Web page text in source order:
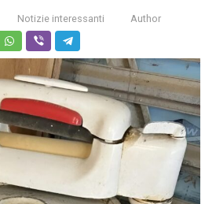
Notizie interessanti Author